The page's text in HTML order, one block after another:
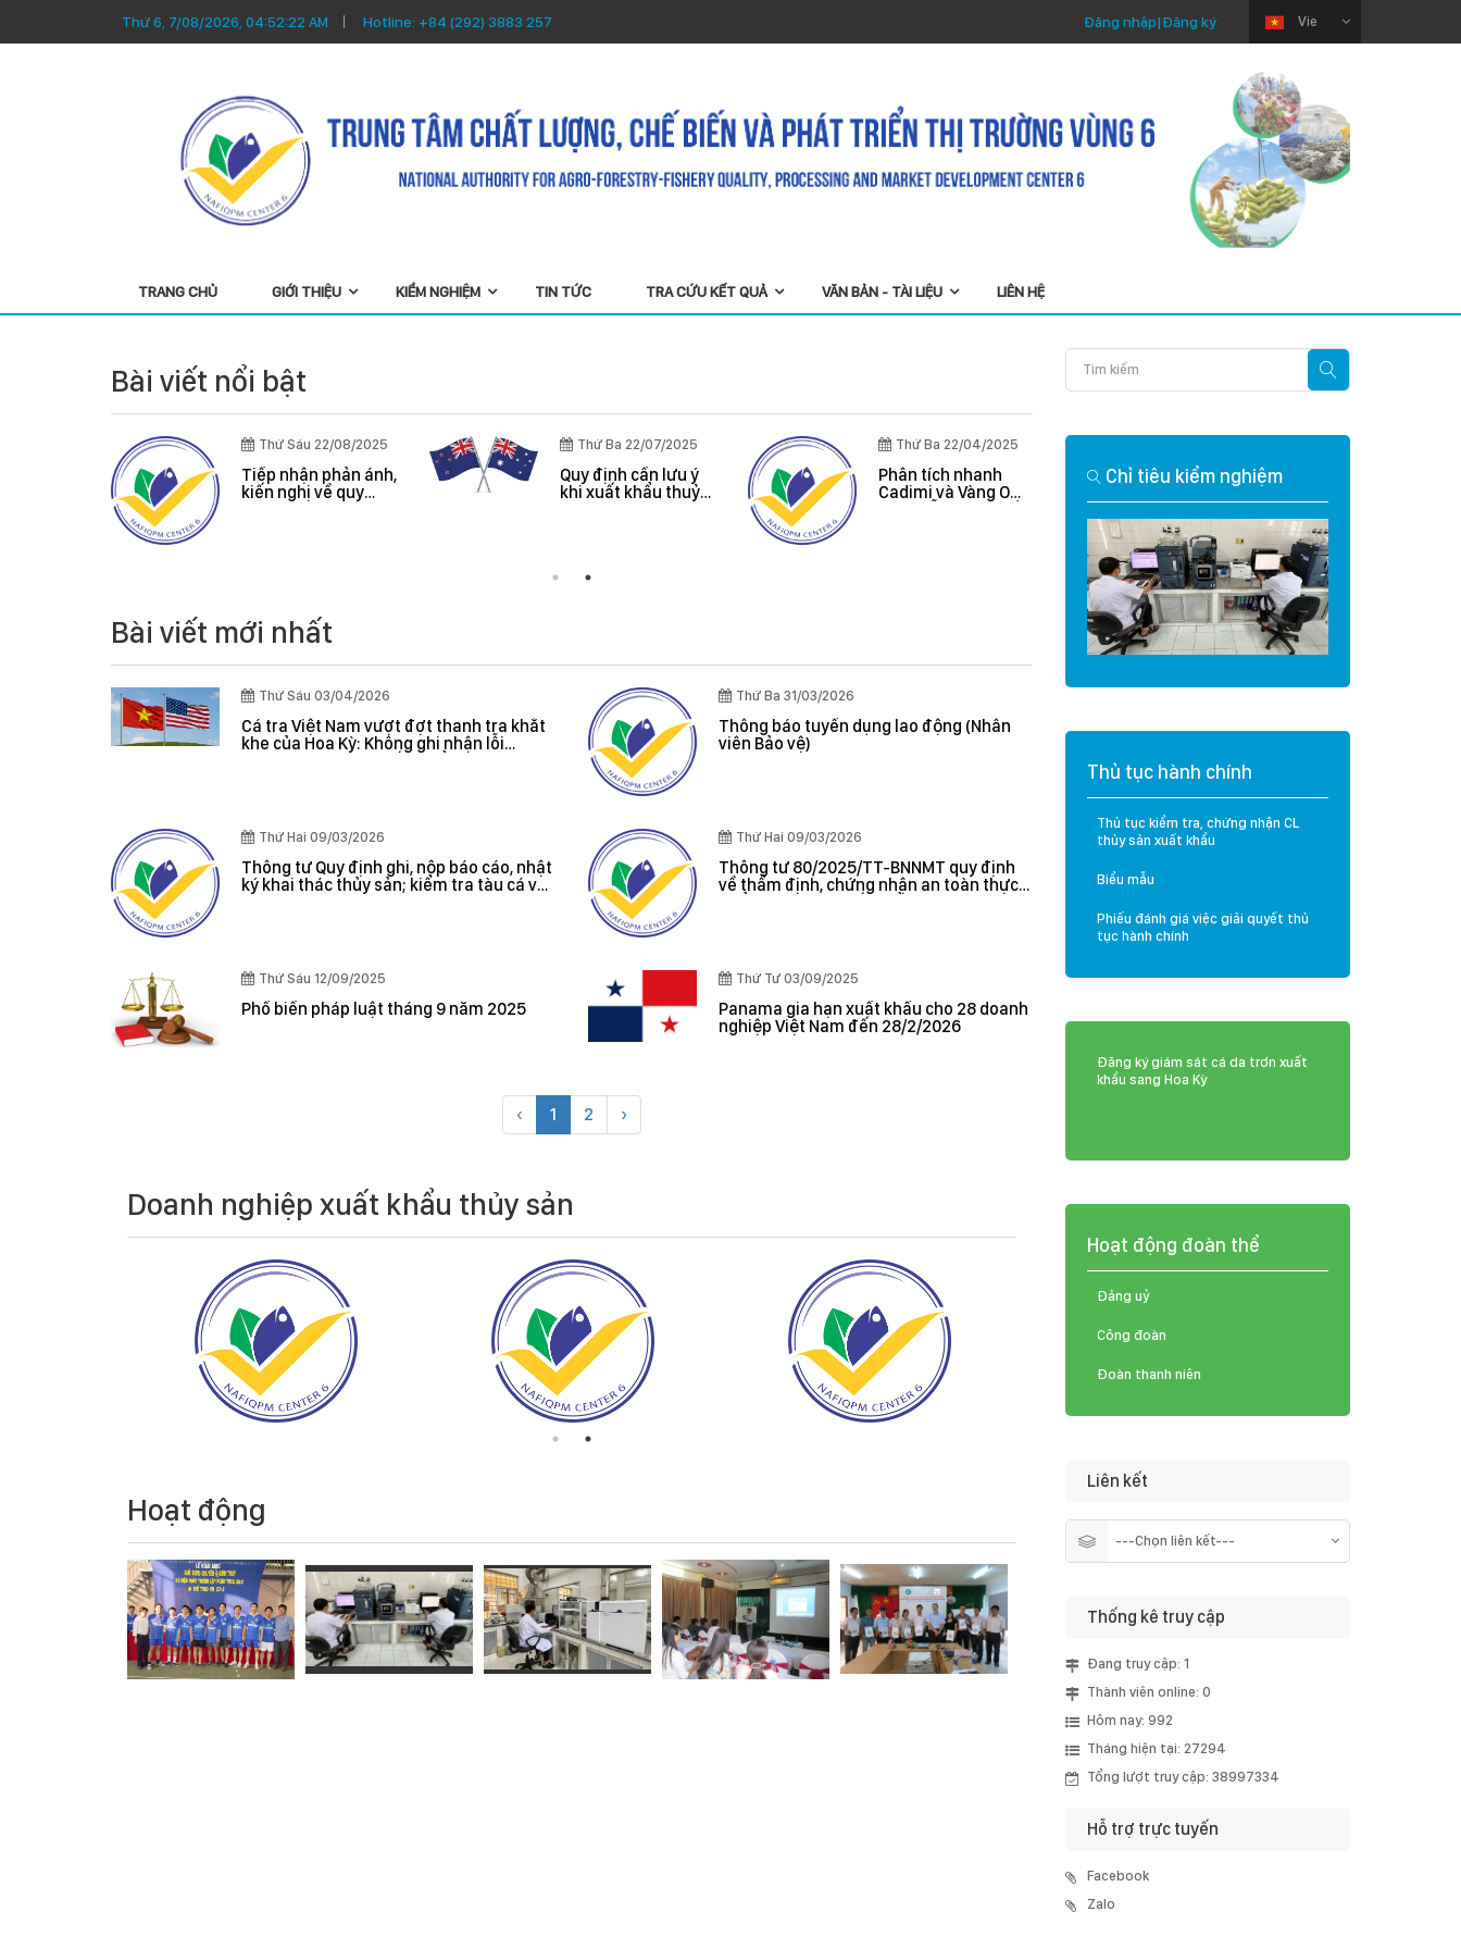
Thứ 6, 7/08/2026, 04:52:22 AM Hotline: +84 (292) 3883 257 Vie
Đăng nhập|Đăng ký
TRANG CHỦ GIỚI THIỆU KIỂM NGHIỆM TIN TỨC TRA CỨU KẾT QUẢ VĂN BẢN - TÀI LIỆU LIÊN HỆ
Bài viết nổi bật
Thứ Sáu 22/08/2025
Tiếp nhận phản ánh,
kiến nghị về quy
Thứ Ba 22/07/2025
Quy định cần lưu ý
khi xuất khẩu thuỷ
Thứ Ba 22/04/2025
Phân tích nhanh
Cadimi và Vàng O
Cá tra Việt Nam
vượt đợt thanh tra
khắt khe của Hoa
Kỳ: Không ghi nhận
lỗi nghiêm trọng, hệ
thống kiểm soát
được đánh giá hiệu
quả
Bài viết mới nhất
Thứ Sáu 03/04/2026
Cá tra Việt Nam vượt đợt thanh tra khắt
khe của Hoa Kỳ: Không ghi nhận lỗi
Thứ Ba 31/03/2026
Thông báo tuyển dụng lao động (Nhân
viên Bảo vệ)
Thứ Hai 09/03/2026
Thông tư Quy định ghi, nộp báo cáo, nhật
ký khai thác thủy sản; kiểm tra tàu cá và
Thứ Hai 09/03/2026
Thông tư 80/2025/TT-BNNMT quy định
về thẩm định, chứng nhận an toàn thực
Thứ Sáu 12/09/2025
Phổ biến pháp luật tháng 9 năm 2025
Thứ Tư 03/09/2025
Panama gia hạn xuất khẩu cho 28 doanh
nghiệp Việt Nam đến 28/2/2026
‹ 1 2 ›
Doanh nghiệp xuất khẩu thủy sản
Hoạt động
Chỉ tiêu kiểm nghiệm
Thủ tục hành chính
Thủ tục kiểm tra, chứng nhận CL
thủy sản xuất khẩu
Biểu mẫu
Phiếu đánh giá việc giải quyết thủ
tục hành chính
Đăng ký giám sát cá da trơn xuất
khẩu sang Hoa Kỳ
Hoạt động đoàn thể
Đảng uỷ
Công đoàn
Đoàn thanh niên
Liên kết
Thống kê truy cập
Đang truy cập: 1
Thành viên online: 0
Hôm nay: 992
Tháng hiện tại: 27294
Tổng lượt truy cập: 38997334
Hỗ trợ trực tuyến
Facebook
Zalo